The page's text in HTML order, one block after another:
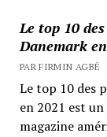
Le top 10
Danemark
PAR FIRMIN AGBÉ
Le top 10 des
en 2021 est
magazine